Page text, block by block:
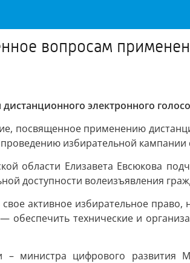
вопросам
электронного
посвященное применению
избирательной
области Елизавета Евсюкова
доступности волеизъявления
активное избирательное
технические и
министра цифрового развития